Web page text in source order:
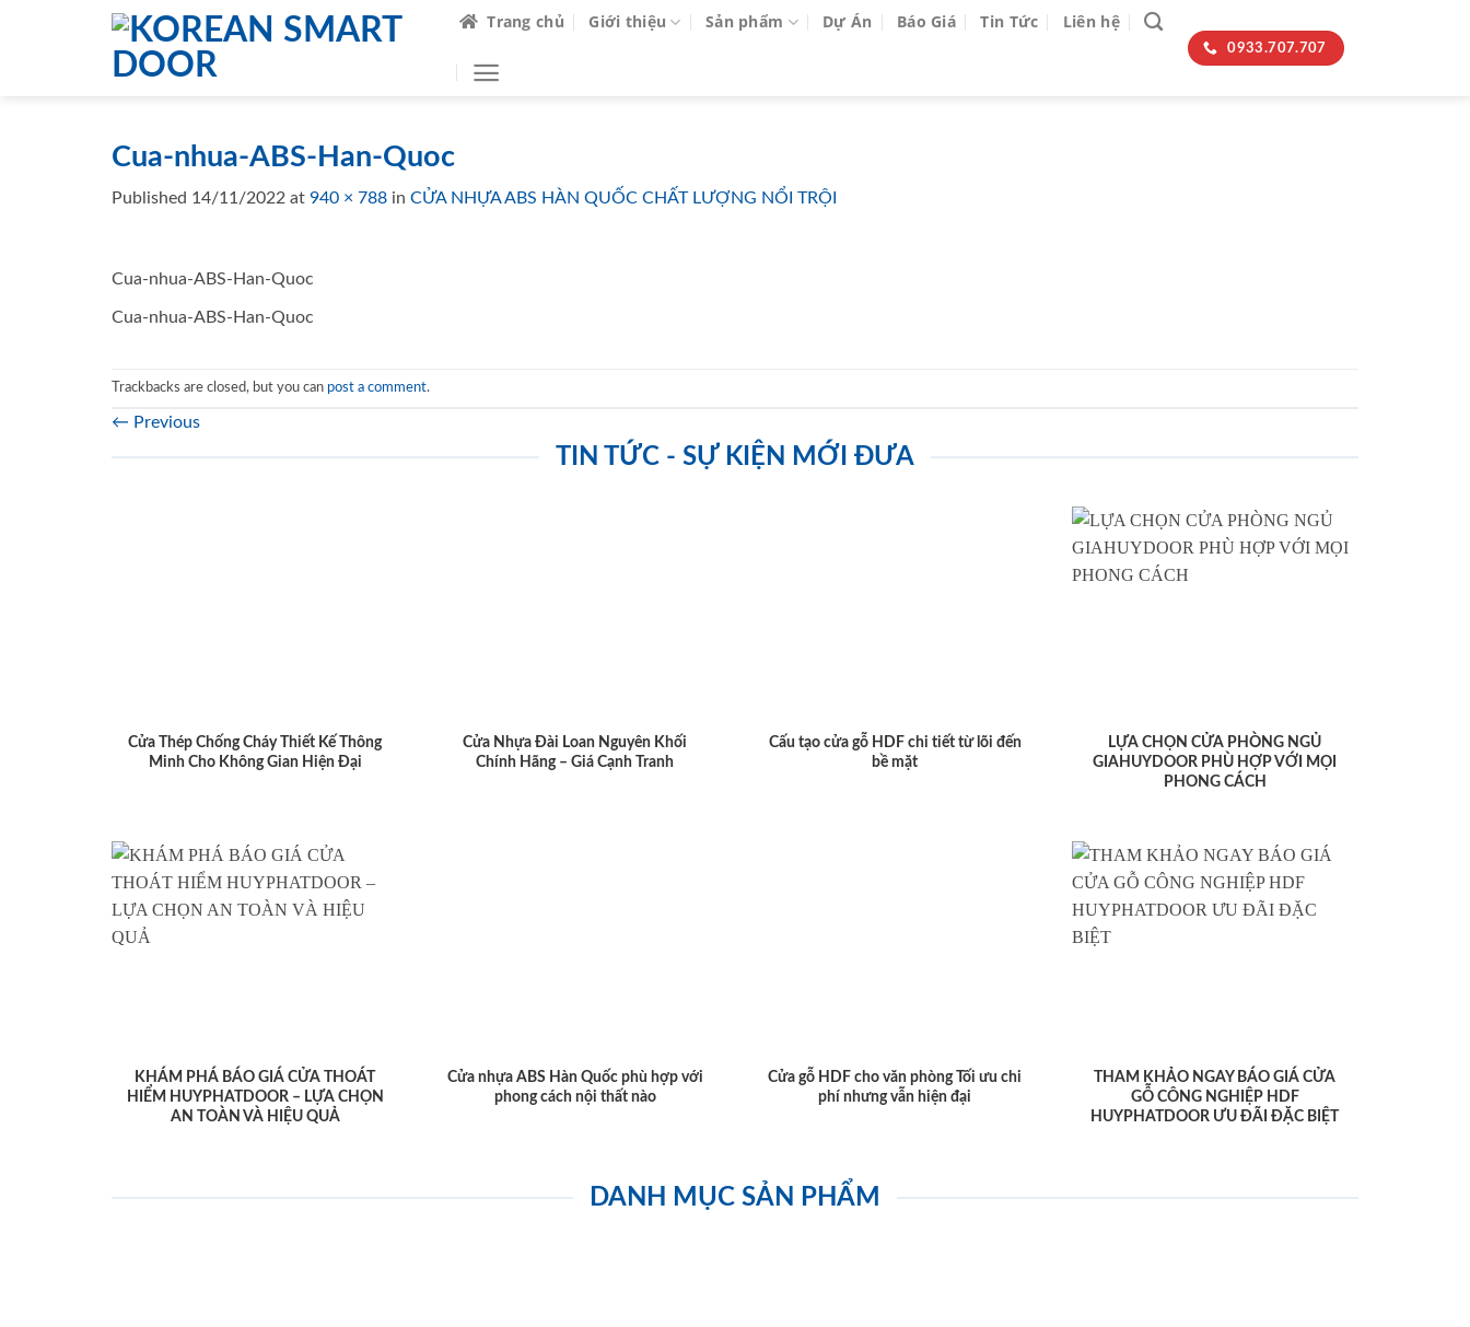
Trang chủ Giới thiệu Sản phẩm Dự Án Báo Giá Tin Tức Liên hệ
0933.707.707
Cua-nhua-ABS-Han-Quoc
Published 14/11/2022 at 940 × 788 in CỬA NHỰA ABS HÀN QUỐC CHẤT LƯỢNG NỔI TRỘI
Cua-nhua-ABS-Han-Quoc
Cua-nhua-ABS-Han-Quoc
Trackbacks are closed, but you can post a comment.
← Previous
TIN TỨC - SỰ KIỆN MỚI ĐƯA
Cửa Thép Chống Cháy Thiết Kế Thông
Minh Cho Không Gian Hiện Đại
Cửa Nhựa Đài Loan Nguyên Khối
Chính Hãng – Giá Cạnh Tranh
Cấu tạo cửa gỗ HDF chi tiết từ lõi đến
bề mặt
LỰA CHỌN CỬA PHÒNG NGỦ
GIAHUYDOOR PHÙ HỢP VỚI MỌI
PHONG CÁCH
KHÁM PHÁ BÁO GIÁ CỬA THOÁT
HIỂM HUYPHATDOOR – LỰA CHỌN
AN TOÀN VÀ HIỆU QUẢ
Cửa nhựa ABS Hàn Quốc phù hợp với
phong cách nội thất nào
Cửa gỗ HDF cho văn phòng Tối ưu chi
phí nhưng vẫn hiện đại
THAM KHẢO NGAY BÁO GIÁ CỬA
GỖ CÔNG NGHIỆP HDF
HUYPHATDOOR ƯU ĐÃI ĐẶC BIỆT
DANH MỤC SẢN PHẨM